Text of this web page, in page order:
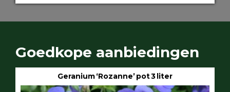
Goedkope aanbiedingen
Geranium ‘Rozanne’ pot 3 liter